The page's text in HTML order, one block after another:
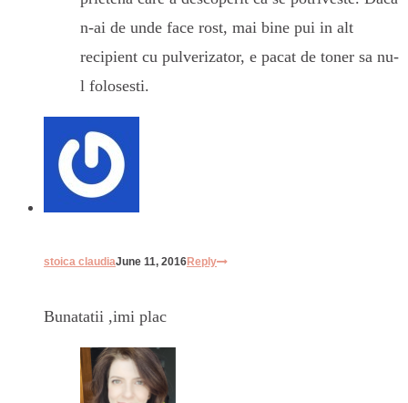
n-ai de unde face rost, mai bine pui in alt
recipient cu pulverizator, e pacat de toner sa nu-
l folosesti.
stoica claudiaJune 11, 2016Reply
Bunatatii ,imi plac